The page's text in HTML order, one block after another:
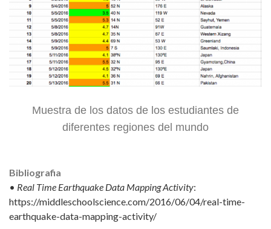
Muestra de los datos de los estudiantes de
diferentes regiones del mundo
Bibliografia
• Real Time Earthquake Data Mapping Activity:
https://middleschoolscience.com/2016/06/04/real-time-
earthquake-data-mapping-activity/